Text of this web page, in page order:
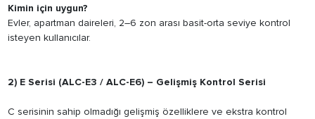
Kimin için uygun?
Evler, apartman daireleri, 2–6 zon arası basit-orta seviye kontrol
isteyen kullanıcılar.
2) E Serisi (ALC-E3 / ALC-E6) – Gelişmiş Kontrol Serisi
C serisinin sahip olmadığı gelişmiş özelliklere ve ekstra kontrol